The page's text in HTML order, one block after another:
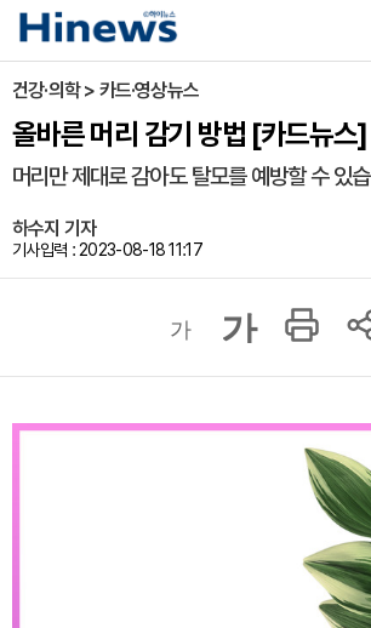
건강·의학 > 카드·영상뉴스
올바른 머리 감기 방법 [카드뉴스]
머리만 제대로 감아도 탈모를 예방할 수 있
하수지 기자
기사입력 : 2023-08-18 11:17
가 가